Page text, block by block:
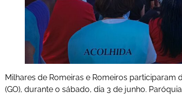
Milhares de Romeiras e Romeiros participaram
(GO), durante o sábado, dia 3 de junho.